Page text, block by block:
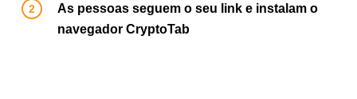
As pessoas seguem o seu link e instalam o
navegador CryptoTab